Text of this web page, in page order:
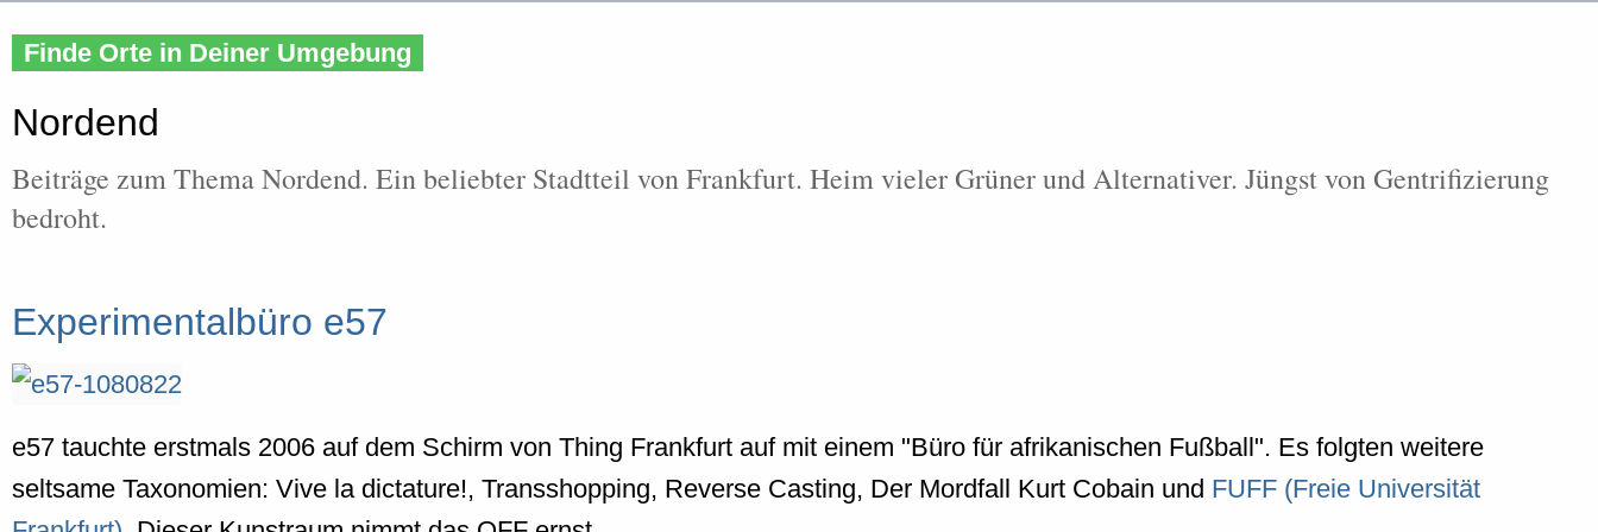
Finde Orte in Deiner Umgebung
Nordend
Beiträge zum Thema Nordend. Ein beliebter Stadtteil von Frankfurt. Heim vieler Grüner und Alternativer. Jüngst von Gentrifizierung
bedroht.
Experimentalbüro e57
e57 tauchte erstmals 2006 auf dem Schirm von Thing Frankfurt auf mit einem "Büro für afrikanischen Fußball". Es folgten weitere
seltsame Taxonomien: Vive la dictature!, Transshopping, Reverse Casting, Der Mordfall Kurt Cobain und FUFF (Freie Universität